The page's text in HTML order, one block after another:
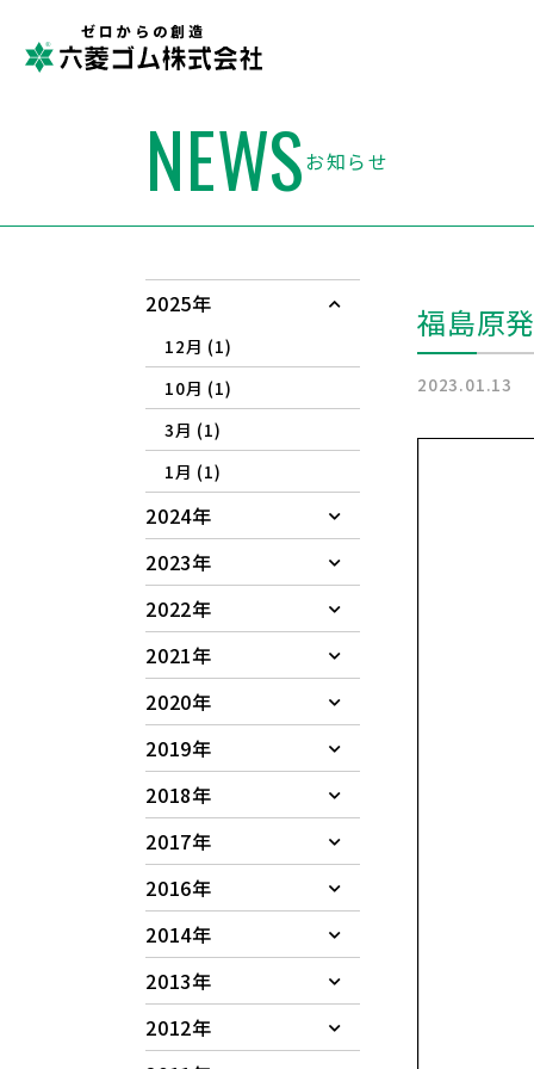
ゼロからの創造
NEWSお知らせ
2025年
12月 (1)
10月 (1)
3月 (1)
1月 (1)
2024年
2023年
2022年
2021年
2020年
2019年
2018年
2017年
2016年
2014年
2013年
2012年
福島原
2023.01.13